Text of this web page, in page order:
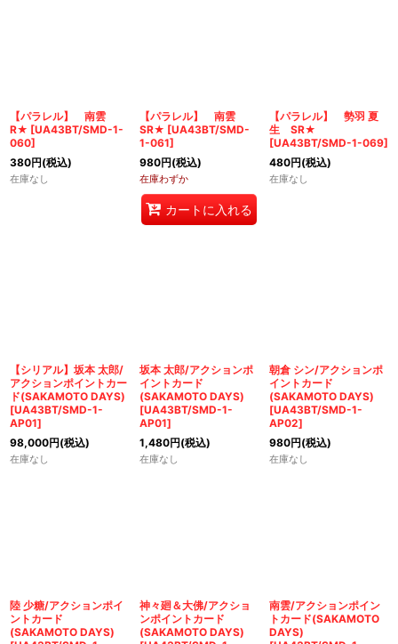
【パラレル】 南雲
R★ [UA43BT/SMD-1-
060]
380円(税込)
在庫なし
【パラレル】 南雲
SR★ [UA43BT/SMD-
1-061]
980円(税込)
在庫わずか
カートに入れる
【パラレル】 勢羽 夏
生 SR★
[UA43BT/SMD-1-069]
480円(税込)
在庫なし
【シリアル】坂本 太郎/
アクションポイントカー
ド(SAKAMOTO DAYS)
[UA43BT/SMD-1-
AP01]
98,000円(税込)
在庫なし
坂本 太郎/アクションポ
イントカード
(SAKAMOTO DAYS)
[UA43BT/SMD-1-
AP01]
1,480円(税込)
在庫なし
朝倉 シン/アクションポ
イントカード
(SAKAMOTO DAYS)
[UA43BT/SMD-1-
AP02]
980円(税込)
在庫なし
陸 少糖/アクションポイ
ントカード
(SAKAMOTO DAYS)
神々廻＆大佛/アクショ
ンポイントカード
(SAKAMOTO DAYS)
南雲/アクションポイン
トカード(SAKAMOTO
DAYS)